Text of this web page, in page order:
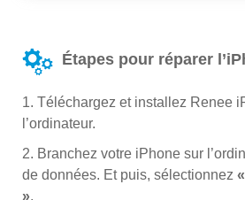
Étapes pour réparer
1. Téléchargez et installez Renee
l’ordinateur.
2. Branchez votre iPhone sur
de données. Et puis, sélectionnez
».